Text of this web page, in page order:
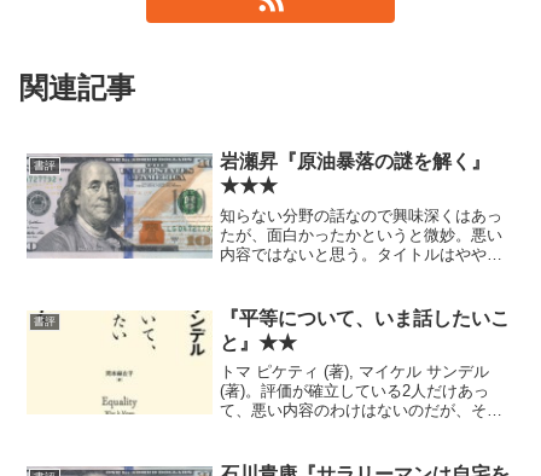
関連記事
書評
岩瀬昇『原油暴落の謎を解く』
★★★
知らない分野の話なので興味深くはあっ
たが、面白かったかというと微妙。悪い
内容ではないと思う。タイトルはやや大
書評
『平等について、いま話したいこ
と』★★
トマ ピケティ (著), マイケル サンデル
(著)。評価が確立している2人だけあっ
て、悪い内容のわけはないのだが、その
う。